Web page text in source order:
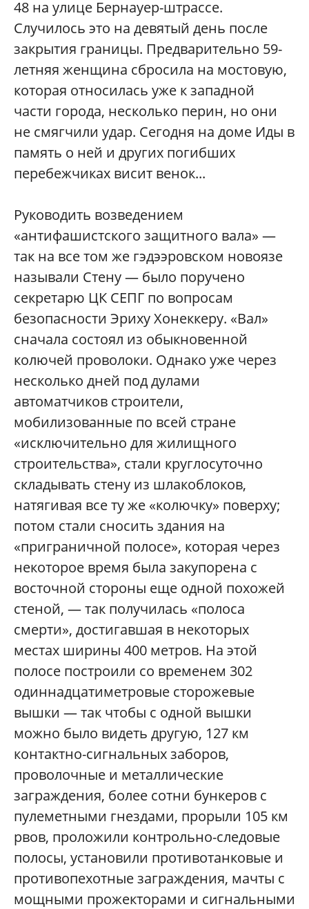
48 на улице Бернауер-штрассе.
Случилось это на девятый день после
закрытия границы. Предварительно 59-
летняя женщина сбросила на мостовую,
которая относилась уже к западной
части города, несколько перин, но они
не смягчили удар. Сегодня на доме Иды в
память о ней и других погибших
перебежчиках висит венок...
Руководить возведением
«антифашистского защитного вала» —
так на все том же гэдээровском новоязе
называли Стену — было поручено
секретарю ЦК СЕПГ по вопросам
безопасности Эриху Хонеккеру. «Вал»
сначала состоял из обыкновенной
колючей проволоки. Однако уже через
несколько дней под дулами
автоматчиков строители,
мобилизованные по всей стране
«исключительно для жилищного
строительства», стали круглосуточно
складывать стену из шлакоблоков,
натягивая все ту же «колючку» поверху;
потом стали сносить здания на
«приграничной полосе», которая через
некоторое время была закупорена с
восточной стороны еще одной похожей
стеной, — так получилась «полоса
смерти», достигавшая в некоторых
местах ширины 400 метров. На этой
полосе построили со временем 302
одиннадцатиметровые сторожевые
вышки — так чтобы с одной вышки
можно было видеть другую, 127 км
контактно-сигнальных заборов,
проволочные и металлические
заграждения, более сотни бункеров с
пулеметными гнездами, прорыли 105 км
рвов, проложили контрольно-следовые
полосы, установили противотанковые и
противопехотные заграждения, мачты с
мощными прожекторами и сигнальными